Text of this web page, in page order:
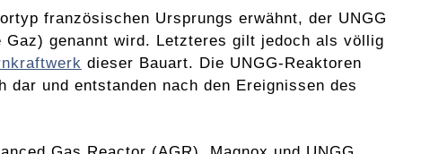
französischen Ursprungs erwähnt, der UNGG
genannt wird. Letzteres gilt jedoch als völlig
dieser Bauart. Die UNGG-Reaktoren
und entstanden nach den Ereignissen des